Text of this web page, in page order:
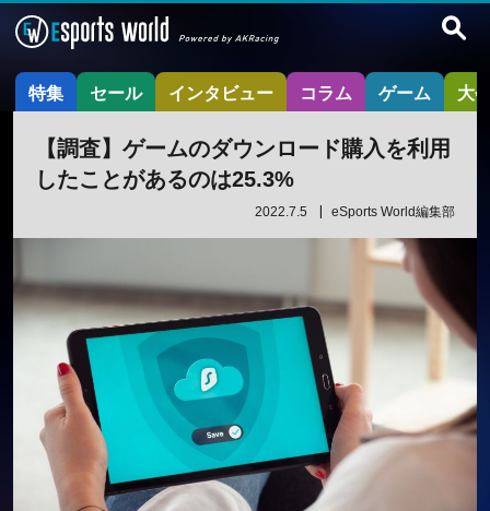
特集 セール インタビュー コラム ゲーム 大
【調査】ゲームのダウンロード購入を利用
したことがあるのは25.3%
2022.7.5 eSports World編集部